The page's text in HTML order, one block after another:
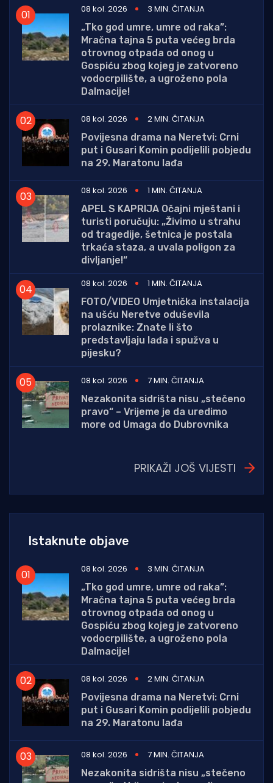
08 kol. 2026
3 MIN. ČITANJA
„Tko god umre, umre od raka”:
Mračna tajna 5 puta većeg brda
otrovnog otpada od onog u
Gospiću zbog kojeg je zatvoreno
vodocrpilište, a ugroženo pola
Dalmacije!
08 kol. 2026
2 MIN. ČITANJA
Povijesna drama na Neretvi: Crni
put i Gusari Komin podijelili pobjedu
na 29. Maratonu lađa
08 kol. 2026
1 MIN. ČITANJA
APEL S KAPRIJA Očajni mještani i
turisti poručuju: „Živimo u strahu
od tragedije, šetnica je postala
trkaća staza, a uvala poligon za
divljanje!“
08 kol. 2026
1 MIN. ČITANJA
FOTO/VIDEO Umjetnička instalacija
na ušću Neretve oduševila
prolaznike: Znate li što
predstavljaju lađa i spužva u
pijesku?
08 kol. 2026
7 MIN. ČITANJA
Nezakonita sidrišta nisu „stečeno
pravo“ – Vrijeme je da uredimo
more od Umaga do Dubrovnika
PRIKAŽI JOŠ VIJESTI
Istaknute objave
08 kol. 2026
3 MIN. ČITANJA
„Tko god umre, umre od raka”:
Mračna tajna 5 puta većeg brda
otrovnog otpada od onog u
Gospiću zbog kojeg je zatvoreno
vodocrpilište, a ugroženo pola
Dalmacije!
08 kol. 2026
2 MIN. ČITANJA
Povijesna drama na Neretvi: Crni
put i Gusari Komin podijelili pobjedu
na 29. Maratonu lađa
08 kol. 2026
7 MIN. ČITANJA
Nezakonita sidrišta nisu „stečeno